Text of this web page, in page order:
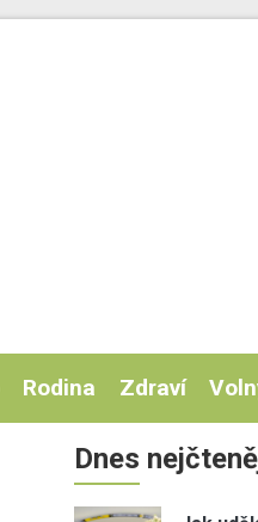
Rodina Zdraví
Dnes